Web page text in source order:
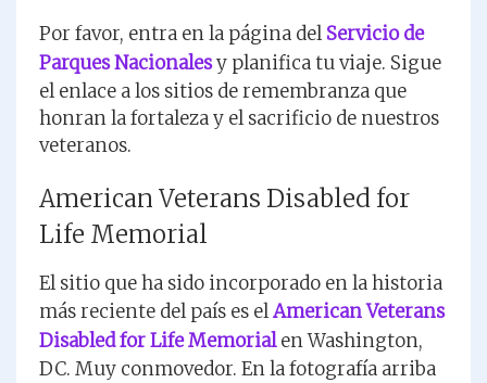
Por favor, entra en la página delServicio de
Parques Nacionalesy planifica tu viaje. Sigue
el enlace a los sitios de remembranza que
honran la fortaleza y el sacrificio de nuestros
veteranos.
American Veterans Disabled for
Life Memorial
El sitio que ha sido incorporado en la historia
más reciente del país es elAmerican Veterans
Disabled for Life Memorialen Washington,
DC. Muy conmovedor. En la fotografía arriba